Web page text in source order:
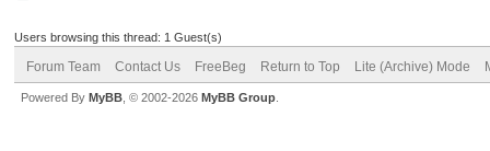
Users browsing this thread: 1 Guest(s)
Forum Team Contact Us FreeBeg Return to Top Lite (Archive) Mode
Powered By MyBB , © 2002-2026 MyBB Group